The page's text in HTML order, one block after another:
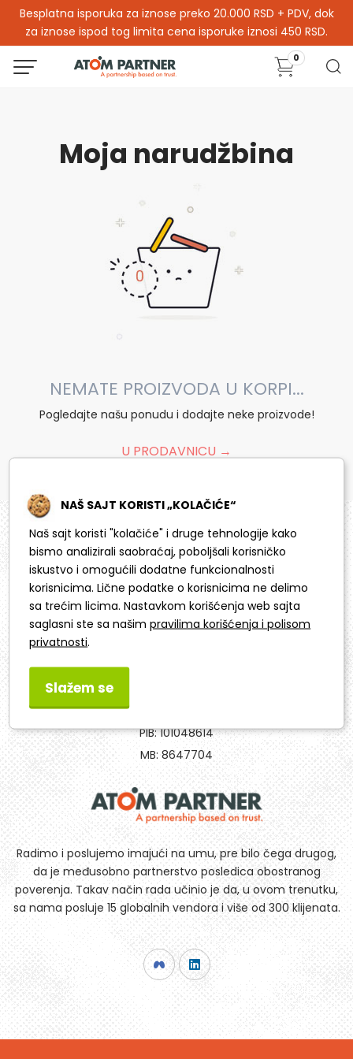
Besplatna isporuka za iznose preko 20.000 RSD + PDV, dok
za iznose ispod tog limita cena isporuke iznosi 450 RSD.
0
Moja narudžbina
NEMATE PROIZVODA U KORPI...
Pogledajte našu ponudu i dodajte neke proizvode!
U PRODAVNICU →
Korisnički servis
Brzi linkovi
Kneginje Zorke 25, Beograd
komercijala@atompartner.com
PIB: 101048614
MB: 8647704
Radimo i poslujemo imajući na umu, pre bilo čega drugog,
da je međusobno partnerstvo posledica obostranog
poverenja. Takav način rada učinio je da, u ovom trenutku,
sa nama posluje 15 globalnih vendora i više od 300 klijenata.
NAŠ SAJT KORISTI „KOLAČIĆE“
Naš sajt koristi "kolačiće" i druge tehnologije kako
bismo analizirali saobraćaj, poboljšali korisničko
iskustvo i omogućili dodatne funkcionalnosti
korisnicima. Lične podatke o korisnicima ne delimo
sa trećim licima. Nastavkom korišćenja web sajta
saglasni ste sa našimpravilima korišćenja i polisom
privatnosti.
Slažem se